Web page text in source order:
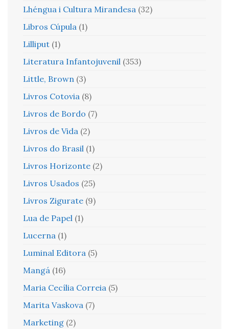
Lhéngua i Cultura Mirandesa (32)
Libros Cúpula (1)
Lilliput (1)
Literatura Infantojuvenil (353)
Little, Brown (3)
Livros Cotovia (8)
Livros de Bordo (7)
Livros de Vida (2)
Livros do Brasil (1)
Livros Horizonte (2)
Livros Usados (25)
Livros Zigurate (9)
Lua de Papel (1)
Lucerna (1)
Luminal Editora (5)
Mangá (16)
Maria Cecília Correia (5)
Marita Vaskova (7)
Marketing (2)